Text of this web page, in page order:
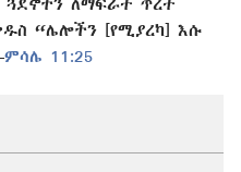
ለማፍራት ጥረት
“ሌሎችን [የሚያረካ] እሱ
ምሳሌ 11:25